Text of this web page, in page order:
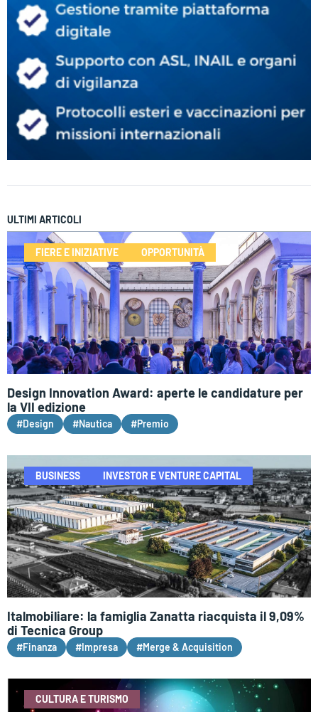
ULTIMI ARTICOLI
FIERE E INIZIATIVE OPPORTUNITÀ
Design Innovation Award: aperte le candidature per
la VII edizione
#Design #Nautica #Premio
BUSINESS INVESTOR E VENTURE CAPITAL
Italmobiliare: la famiglia Zanatta riacquista il 9,09%
di Tecnica Group
#Finanza #Impresa #Merge & Acquisition
CULTURA E TURISMO